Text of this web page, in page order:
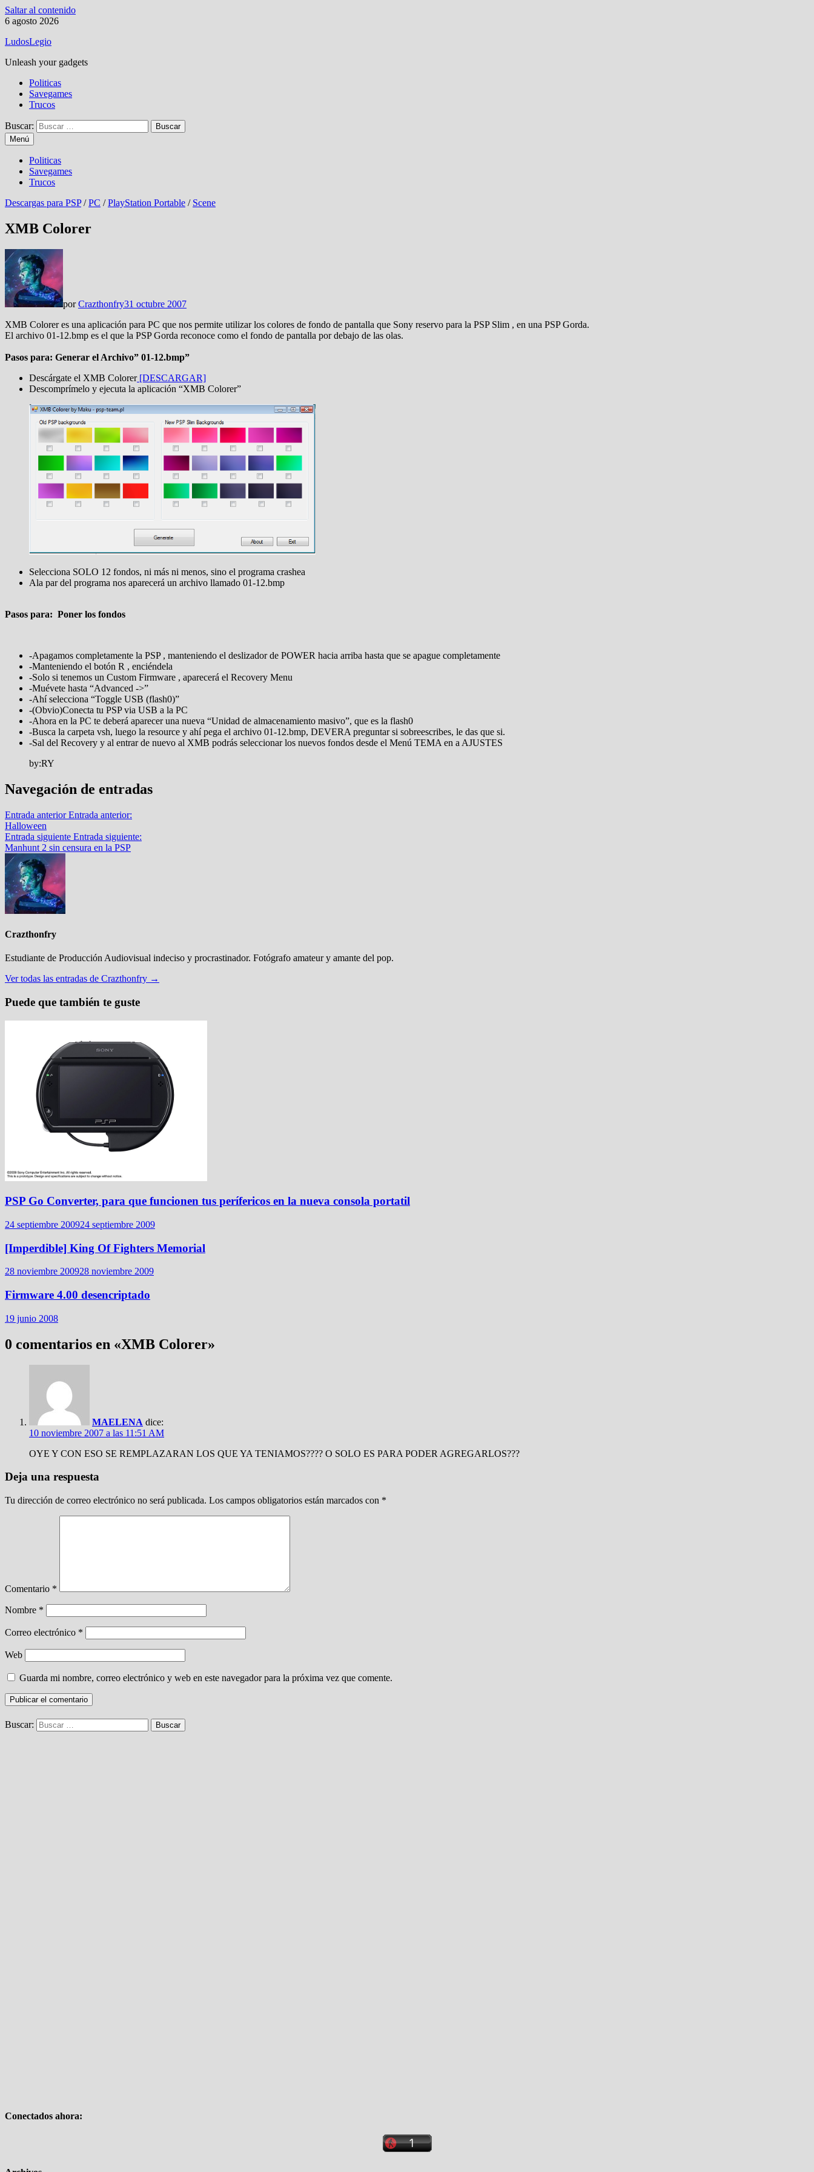
Saltar al contenido
6 agosto 2026
LudosLegio
Unleash your gadgets
Politicas
Savegames
Trucos
Buscar:
Menú
Politicas
Savegames
Trucos
Descargas para PSP/PC /PlayStation Portable / Scene
XMB Colorer
porCrazthonfry31 octubre 2007
XMB Colorer es una aplicación para PC que nos permite utilizar los colores de fondo de pantalla que Sony reservo para la PSP Slim , en una PSP Gorda.
El archivo 01-12.bmp es el que la PSP Gorda reconoce como el fondo de pantalla por debajo de las olas.
Pasos para: Generar el Archivo” 01-12.bmp”
Descárgate el XMB Colorer[DESCARGAR]
Descomprímelo y ejecuta la aplicación “XMB Colorer”
Selecciona SOLO 12 fondos, ni más ni menos, sino el programa crashea
Ala par del programa nos aparecerá un archivo llamado 01-12.bmp
Pasos para: Poner los fondos
-Apagamos completamente la PSP , manteniendo el deslizador de POWER hacia arriba hasta que se apague completamente
-Manteniendo el botón R , enciéndela
-Solo si tenemos un Custom Firmware , aparecerá el Recovery Menu
-Muévete hasta “Advanced ->”
-Ahí selecciona “Toggle USB (flash0)”
-(Obvio)Conecta tu PSP via USB a la PC
-Ahora en la PC te deberá aparecer una nueva “Unidad de almacenamiento masivo”, que es la flash0
-Busca la carpeta vsh, luego la resource y ahí pega el archivo 01-12.bmp, DEVERA preguntar si sobreescribes, le das que si.
-Sal del Recovery y al entrar de nuevo al XMB podrás seleccionar los nuevos fondos desde el Menú TEMA en a AJUSTES
by:RY
Navegación de entradas
Entrada anterior Entrada anterior:
Halloween
Entrada siguiente Entrada siguiente:
Manhunt 2 sin censura en la PSP
Crazthonfry
Estudiante de Producción Audiovisual indeciso y procrastinador. Fotógrafo amateur y amante del pop.
Ver todas las entradas de Crazthonfry →
Puede que también te guste
PSP Go Converter, para que funcionen tus perífericos en la nueva consola portatil
24 septiembre 200924 septiembre 2009
[Imperdible] King Of Fighters Memorial
28 noviembre 200928 noviembre 2009
Firmware 4.00 desencriptado
19 junio 2008
0 comentarios en «XMB Colorer»
MAELENA dice:
10 noviembre 2007 a las 11:51 AM
OYE Y CON ESO SE REMPLAZARAN LOS QUE YA TENIAMOS???? O SOLO ES PARA PODER AGREGARLOS???
Deja una respuesta
Tu dirección de correo electrónico no será publicada. Los campos obligatorios están marcados con *
Comentario *
Nombre *
Correo electrónico *
Web
Guarda mi nombre, correo electrónico y web en este navegador para la próxima vez que comente.
Buscar:
Conectados ahora: